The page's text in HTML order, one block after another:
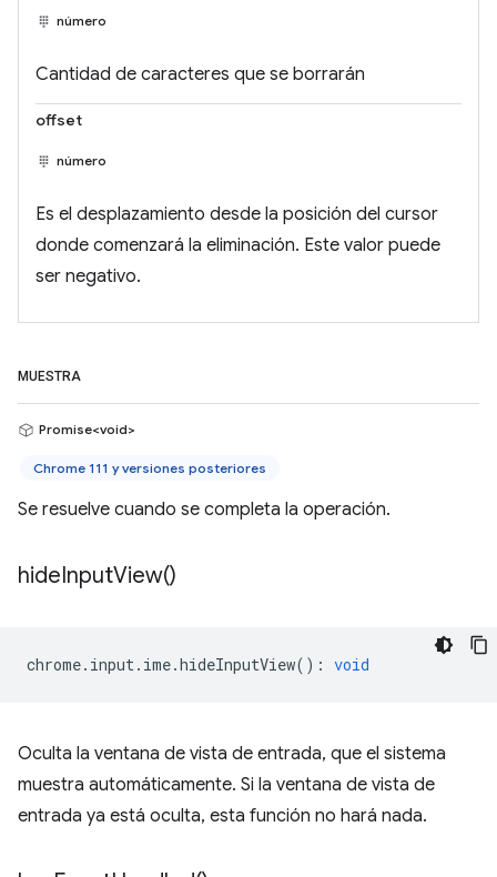
número
Cantidad de caracteres que se borrarán
offset
número
Es el desplazamiento desde la posición del cursor
donde comenzará la eliminación. Este valor puede
ser negativo.
MUESTRA
Promise<void>
Chrome 111 y versiones posteriores
Se resuelve cuando se completa la operación.
hideInputView()
chrome. input. ime.hideInputView() : void
Oculta la ventana de vista de entrada, que el sistema
muestra automáticamente. Si la ventana de vista de
entrada ya está oculta, esta función no hará nada.